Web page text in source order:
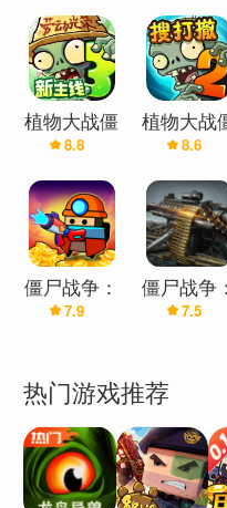
怪诞的 congaloms。
觉。准备好用一切可
是关于生存。在“僵尸
猎，要么被猎杀。为
体验做好准备。准备
更新日志 Last
you rise as the
chaos? Join the battle
survival begin!
植物大战僵
尸3
8.8
植物大战
尸2
8.6
僵尸战争：
战斗幸存者
7.9
僵尸战争：
最终幸存者
7.5
热门游戏推荐